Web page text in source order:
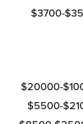
$3700-
$20000-
$5500-